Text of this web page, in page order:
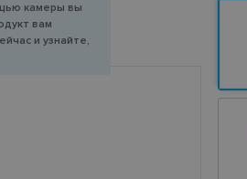
камеры вы
вам
и узнайте,